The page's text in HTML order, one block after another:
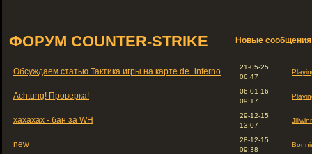
Новые сообщения
ФОРУМ COUNTER-STRIKE
Обсуждаем статью Тактика игры на карте de_inferno
21-05-25
06:47
Achtung! Проверка!
06-01-16
09:17
хахахах - бан за WH
29-12-15
13:07
new
28-12-15
09:38